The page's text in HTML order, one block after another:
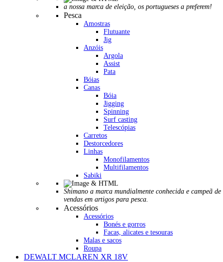
a nossa marca de eleição, os portugueses a preferem!
Pesca
Amostras
Flutuante
Jig
Anzóis
Argola
Assist
Pata
Bóias
Canas
Bóia
Jigging
Spinning
Surf casting
Telescópias
Carretos
Destorcedores
Linhas
Monofilamentos
Multifilamentos
Sabiki
Shimano a marca mundialmente conhecida e campeã de
vendas em artigos para pesca.
Acessórios
Acessórios
Bonés e gorros
Facas, alicates e tesouras
Malas e sacos
Roupa
DEWALT MCLAREN XR 18V